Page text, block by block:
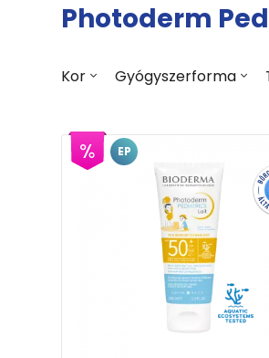
Photoderm
Kor Gyógyszerforma
EP